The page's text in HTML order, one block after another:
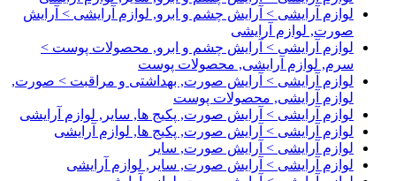
لوازم آرایشی > آرایش چشم و ابرو, لوازم آرایشی > آرایش
صورت, لوازم آرایشی
لوازم آرایشی > آرایش چشم و ابرو, محصولات پوست >
سرم, لوازم آرایشی, محصولات پوست
لوازم آرایشی > آرایش صورت, بهداشتی و مراقبت > صورت,
لوازم آرایشی, محصولات پوست
لوازم آرایشی > آرایش صورت, پکیج ها, سایر, لوازم آرایشی
لوازم آرایشی > آرایش صورت, پکیج ها, لوازم آرایشی
لوازم آرایشی > آرایش صورت, سایر
لوازم آرایشی > آرایش صورت, سایر, لوازم آرایشی